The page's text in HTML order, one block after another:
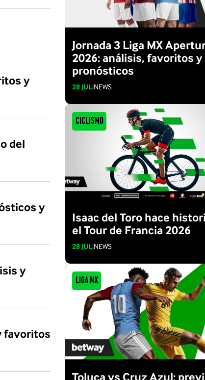
y
del
y
y
favoritos
Jornada 3 Liga MX
2026: análisis, favoritos y
pronósticos
28 JUL|NEWS
CICLISMO
Isaac del Toro hace
el Tour de Francia 2026
28 JUL|NEWS
Liga MX
Toluca vs Cruz Azul: